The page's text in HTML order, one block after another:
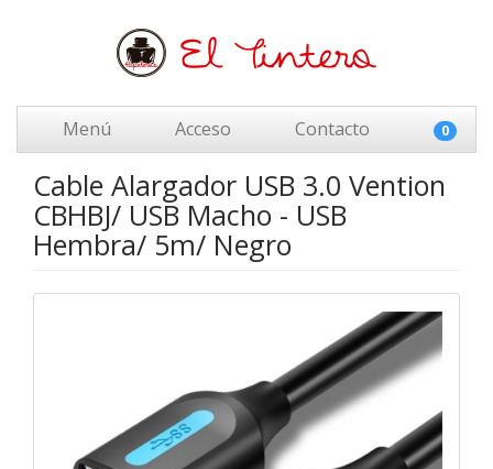
Menú Acceso Contacto 0
Cable Alargador USB 3.0 Vention
CBHBJ/ USB Macho - USB
Hembra/ 5m/ Negro